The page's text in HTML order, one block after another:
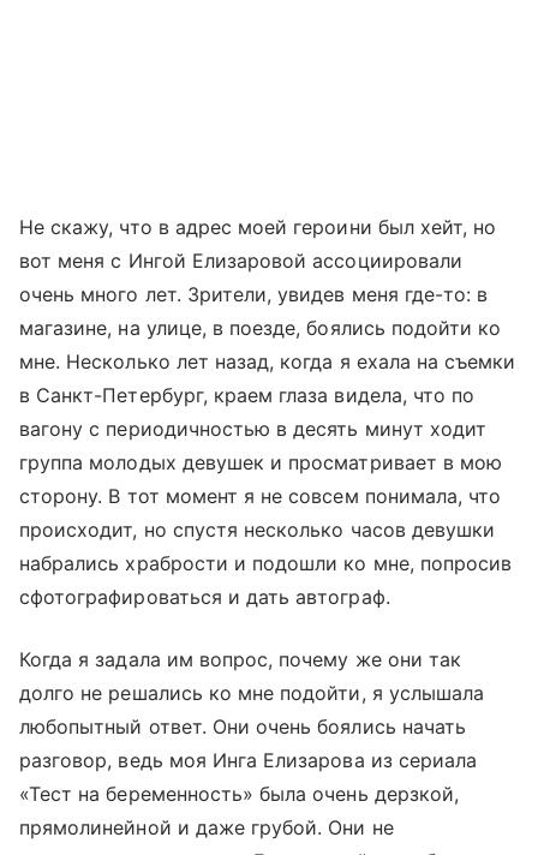
Не скажу, что в адрес моей героини был хейт, но
вот меня с Ингой Елизаровой ассоциировали
очень много лет. Зрители, увидев меня где-то: в
магазине, на улице, в поезде, боялись подойти ко
мне. Несколько лет назад, когда я ехала на съемки
в Санкт-Петербург, краем глаза видела, что по
вагону с периодичностью в десять минут ходит
группа молодых девушек и просматривает в мою
сторону. В тот момент я не совсем понимала, что
происходит, но спустя несколько часов девушки
набрались храбрости и подошли ко мне, попросив
сфотографироваться и дать автограф.
Когда я задала им вопрос, почему же они так
долго не решались ко мне подойти, я услышала
любопытный ответ. Они очень боялись начать
разговор, ведь моя Инга Елизарова из сериала
«Тест на беременность» была очень дерзкой,
прямолинейной и даже грубой. Они не